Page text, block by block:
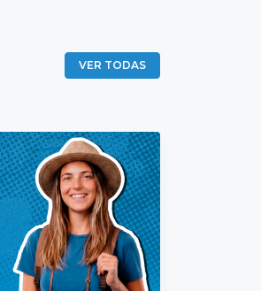
VER TODAS